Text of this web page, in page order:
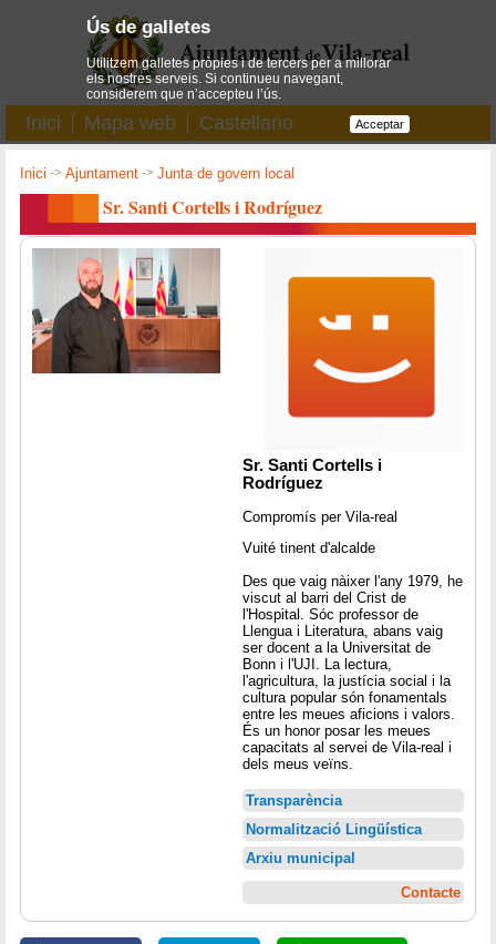
Inici Mapa web Castellano
Inici ->Ajuntament ->Junta de govern local
Sr. Santi Cortells i Rodríguez
Sr. Santi Cortells i
Rodríguez
Compromís per Vila-real
Vuité tinent d'alcalde
Des que vaig nàixer l'any 1979, he
viscut al barri del Crist de
l'Hospital. Sóc professor de
Llengua i Literatura, abans vaig
ser docent a la Universitat de
Bonn i l'UJI. La lectura,
l'agricultura, la justícia social i la
cultura popular són fonamentals
entre les meues aficions i valors.
És un honor posar les meues
capacitats al servei de Vila-real i
dels meus veïns.
Transparència
Normalització Lingüística
Arxiu municipal
Contacte
Ús de galletes
Utilitzem galletes pròpies i de tercers per a millorar
els nostres serveis. Si continueu navegant,
considerem que n’accepteu l’ús.
Acceptar